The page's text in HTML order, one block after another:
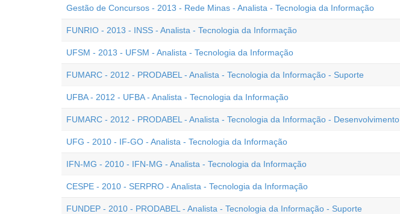
Gestão de Concursos - 2013 - Rede Minas - Analista - Tecnologia da Informação
FUNRIO - 2013 - INSS - Analista - Tecnologia da Informação
UFSM - 2013 - UFSM - Analista - Tecnologia da Informação
FUMARC - 2012 - PRODABEL - Analista - Tecnologia da Informação - Suporte
UFBA - 2012 - UFBA - Analista - Tecnologia da Informação
FUMARC - 2012 - PRODABEL - Analista - Tecnologia da Informação - Desenvolvimento
UFG - 2010 - IF-GO - Analista - Tecnologia da Informação
IFN-MG - 2010 - IFN-MG - Analista - Tecnologia da Informação
CESPE - 2010 - SERPRO - Analista - Tecnologia da Informação
FUNDEP - 2010 - PRODABEL - Analista - Tecnologia da Informação - Suporte